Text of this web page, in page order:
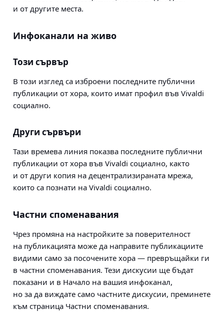
и от другите места.
Инфоканали на живо
Този сървър
В този изглед са изброени последните публични
публикации от хора, които имат профил във Vivaldi
социално.
Други сървъри
Тази времева линия показва последните публични
публикации от хора във Vivaldi социално, както
и от други копия на децентрализираната мрежа,
които са познати на Vivaldi социално.
Частни споменавания
Чрез промяна на настройките за поверителност
на публикацията може да направите публикациите
видими само за посочените хора — превръщайки ги
в частни споменавания. Тези дискусии ще бъдат
показани и в Начало на вашия инфоканал,
но за да виждате само частните дискусии, преминете
към страница Частни споменавания.